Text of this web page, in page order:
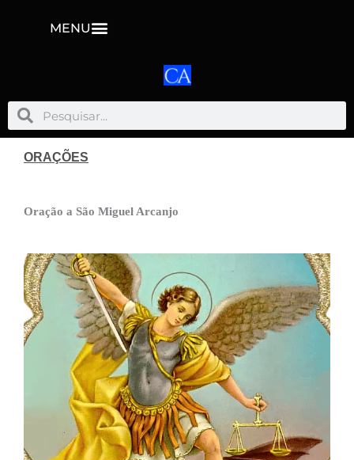
MENU
PesquisarPesquisar
ORAÇÕES
Oração a São Miguel Arcanjo